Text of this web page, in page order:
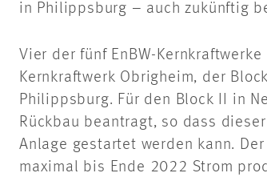
in Philippsburg – auch zukünftig
Vier der fünf EnBW-
Kernkraftwerk Obrigheim, der
Philippsburg. Für den Block II in
Rückbau beantragt, so dass
Anlage gestartet werden kann.
maximal bis Ende 2022 Strom